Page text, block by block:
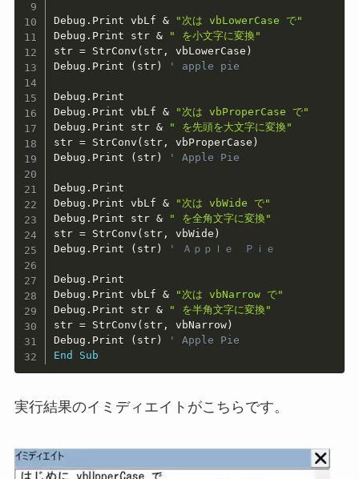
Debug . Print vbLf &
"次は vbLowerCase で"
Debug . Print str &
" を小文字に変換"
str = StrConv ( str , vbLowerCase )
Debug . Print ( str ) ' apple pie
Debug . Print
Debug . Print vbLf &
"次は vbProperCase で"
Debug . Print str &
" を先頭を大文字に変換"
str = StrConv ( str , vbProperCase )
Debug . Print ( str ) ' Apple Pie
Debug . Print
Debug . Print vbLf &
"次は vbWide で"
Debug . Print str &
" を全角文字に変換"
str = StrConv ( str , vbWide )
Debug . Print ( str ) ' Ａｐｐｌｅ　Ｐｉｅ
Debug . Print
Debug . Print vbLf &
"次は vbNarrow で"
Debug . Print str &
" を半角文字に変換"
str = StrConv ( str , vbNarrow )
Debug . Print ( str )
' Apple Pie
End
Sub
実行結果のイミディエイトがこちらです。